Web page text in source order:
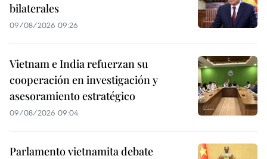
bilaterales
09/08/2026 09:26
Vietnam e India refuerzan su
cooperación en investigación y
asesoramiento estratégico
09/08/2026 09:04
Parlamento vietnamita debate